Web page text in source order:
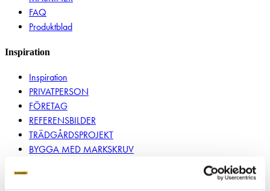
FAQ
Produktblad
Inspiration
Inspiration
PRIVATPERSON
FÖRETAG
REFERENSBILDER
TRÄDGÅRDSPROJEKT
BYGGA MED MARKSKRUV